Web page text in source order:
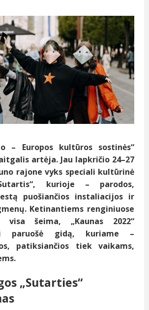
– Europos kultūros sostinės“
artėja. Jau lapkričio 24–27
rajone vyks speciali kultūrinė
kurioje – parodos,
puošiančios instaliacijos ir
Ketinantiems renginiuose
visa šeima, „Kaunas 2022“
paruošė gidą, kuriame –
patiksiančios tiek vaikams,
„Sutarties“